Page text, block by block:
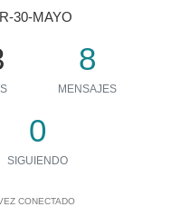
30-MAYO
8
MENSAJES
0
SIGUIENDO
CONECTADO